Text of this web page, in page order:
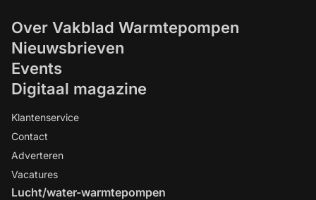
Over Vakblad Warmtepompen
Nieuwsbrieven
Events
Digitaal magazine
Klantenservice
Contact
Adverteren
Vacatures
Lucht/water-warmtepompen